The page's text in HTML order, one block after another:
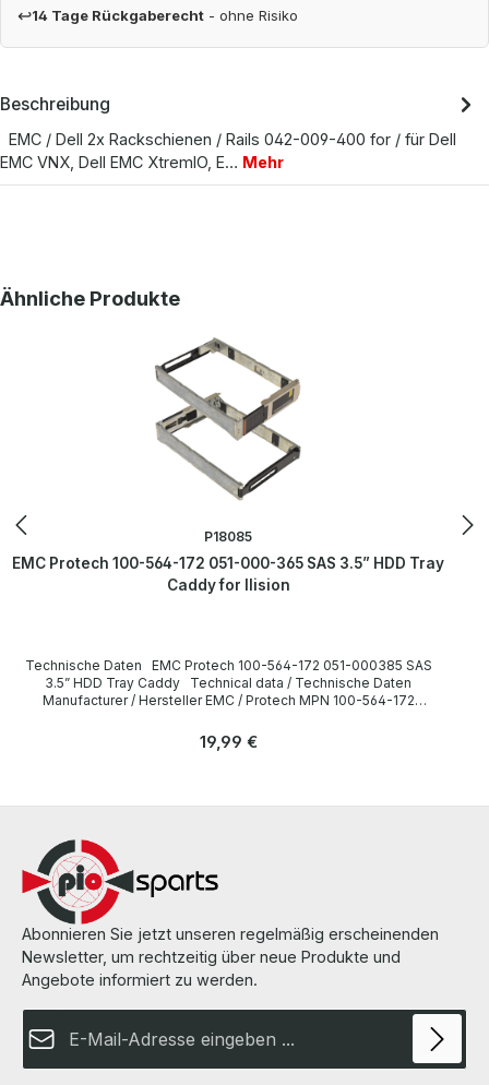
↩14 Tage Rückgaberecht - ohne Risiko
Beschreibung
EMC / Dell 2x Rackschienen / Rails 042-009-400 for / für Dell
EMC VNX, Dell EMC XtremIO, E… Mehr
Produktgalerie überspringen
Ähnliche Produkte
P18085
EMC Protech 100-564-172 051-000-365 SAS 3.5” HDD Tray
Caddy for Ilision
Technische Daten EMC Protech 100-564-172 051-000385 SAS
3.5” HDD Tray Caddy Technical data / Technische Daten
Manufacturer / Hersteller EMC / Protech MPN 100-564-172
details can be found on the pages of the manufacturer. Weitere
gebraucht aber 100 % in Ordnung!!!
Regulärer Preis:
19,99 €
Abonnieren Sie jetzt unseren regelmäßig erscheinenden
Newsletter, um rechtzeitig über neue Produkte und
Angebote informiert zu werden.